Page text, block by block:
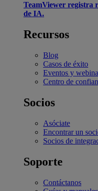
TeamViewer registra
de IA.
Recursos
Blog
Casos de éxito
Eventos y
Centro de
Socios
Asóciate
Encontrar un
Socios de
Soporte
Contáctanos